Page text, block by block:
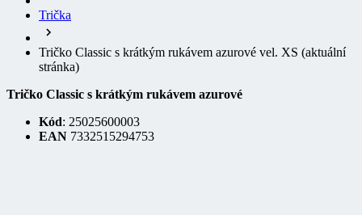
Tričko Classic s krátkým rukávem azurové vel. XS
stránka)
Tričko Classic s krátkým rukávem azurové
Kód: 25025600003
EAN 7332515294753